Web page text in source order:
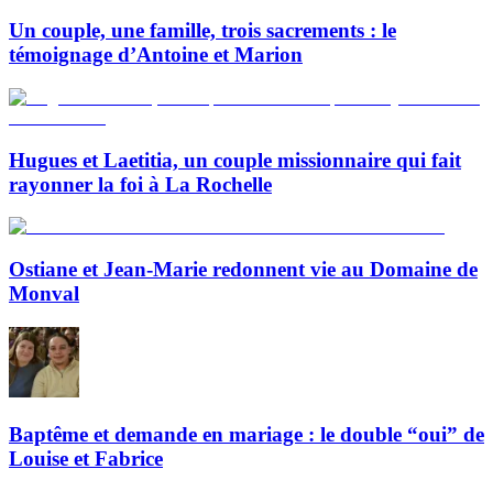
Un couple, une famille, trois sacrements : le
témoignage d’Antoine et Marion
Hugues et Laetitia, un couple missionnaire qui fait
rayonner la foi à La Rochelle
Ostiane et Jean-Marie redonnent vie au Domaine de
Monval
Baptême et demande en mariage : le double “oui” de
Louise et Fabrice